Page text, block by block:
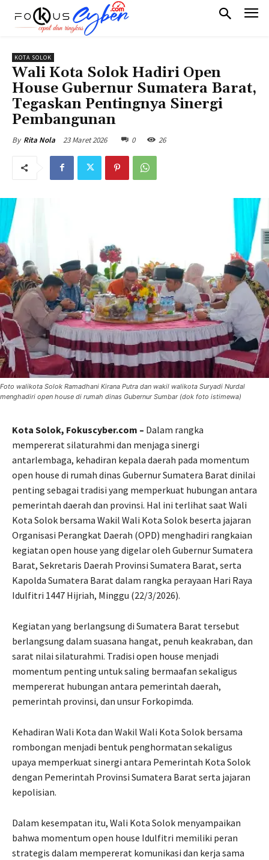
KOTA SOLOK
Wali Kota Solok Hadiri Open
House Gubernur Sumatera Barat,
Tegaskan Pentingnya Sinergi
Pembangunan
By Rita Nola 23 Maret 2026 0 26
Foto walikota Solok Ramadhani Kirana Putra dan wakil walikota Suryadi Nurdal
menghadiri open house di rumah dinas Gubernur Sumbar (dok foto istimewa)
Kota Solok, Fokuscyber.com – Dalam rangka
mempererat silaturahmi dan menjaga sinergi
antarlembaga, kehadiran kepala daerah pada momentum
open house di rumah dinas Gubernur Sumatera Barat dinilai
penting sebagai tradisi yang memperkuat hubungan antara
pemerintah daerah dan provinsi. Hal ini terlihat saat Wali
Kota Solok bersama Wakil Wali Kota Solok beserta jajaran
Organisasi Perangkat Daerah (OPD) menghadiri rangkaian
kegiatan open house yang digelar oleh Gubernur Sumatera
Barat, Sekretaris Daerah Provinsi Sumatera Barat, serta
Kapolda Sumatera Barat dalam rangka perayaan Hari Raya
Idulfitri 1447 Hijriah, Minggu (22/3/2026).
Kegiatan yang berlangsung di Sumatera Barat tersebut
berlangsung dalam suasana hangat, penuh keakraban, dan
sarat nilai silaturahmi. Tradisi open house menjadi
momentum penting untuk saling bermaafan sekaligus
mempererat hubungan antara pemerintah daerah,
pemerintah provinsi, dan unsur Forkopimda.
Kehadiran Wali Kota dan Wakil Wali Kota Solok bersama
rombongan menjadi bentuk penghormatan sekaligus
upaya memperkuat sinergi antara Pemerintah Kota Solok
dengan Pemerintah Provinsi Sumatera Barat serta jajaran
kepolisian.
Dalam kesempatan itu, Wali Kota Solok menyampaikan
bahwa momentum open house Idulfitri memiliki peran
strategis dalam mempererat komunikasi dan kerja sama